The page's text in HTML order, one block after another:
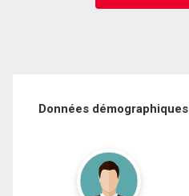
Données démographiques